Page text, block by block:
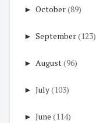
► October(89)
► September(123)
► August(96)
► July(103)
► June (114)